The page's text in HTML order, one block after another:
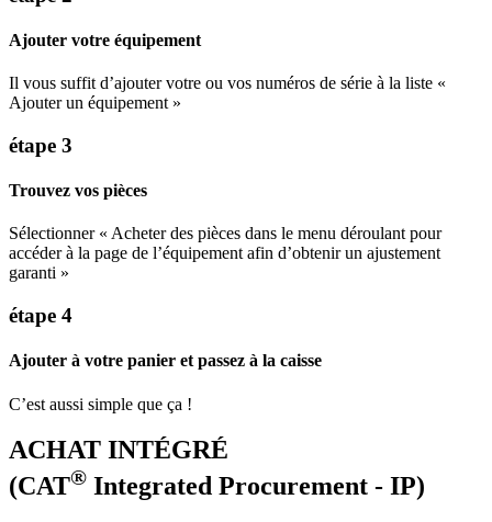
Ajouter votre équipement
Il vous suffit d’ajouter votre ou vos numéros de série à la liste «
Ajouter un équipement »
étape 3
Trouvez vos pièces
Sélectionner « Acheter des pièces dans le menu déroulant pour
accéder à la page de l’équipement afin d’obtenir un ajustement
garanti »
étape 4
Ajouter à votre panier et passez à la caisse
C’est aussi simple que ça !
ACHAT INTÉGRÉ
(CAT® Integrated Procurement - IP)